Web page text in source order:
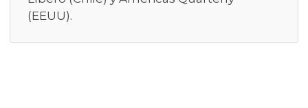
(EEUU).